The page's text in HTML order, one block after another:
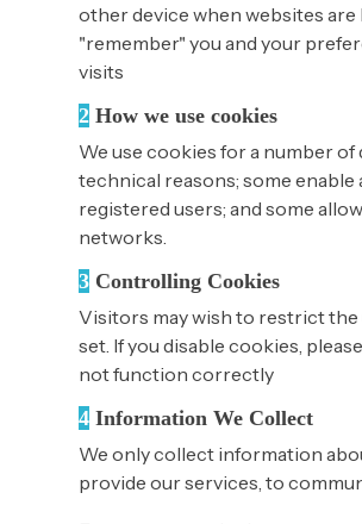
other device when websites are
"remember" you and your
visits
2 How we use cookies
We use cookies for a number
technical reasons; some
registered users; and some
networks.
3 Controlling Cookies
Visitors may wish to restrict
set. If you disable cookies,
not function correctly
4 Information We Collect
We only collect information
provide our services, to